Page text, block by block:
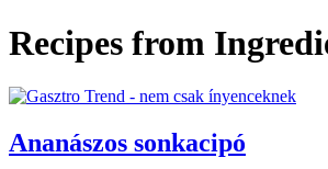
Recipes from
Ananászos sonkacipó